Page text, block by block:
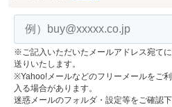
※ご記入いただいたメールアドレス宛て
送りいたします。
※Yahoo!メールなどのフリーメールをご
入る場合があります。
迷惑メールのフォルダ・設定等をご確認下